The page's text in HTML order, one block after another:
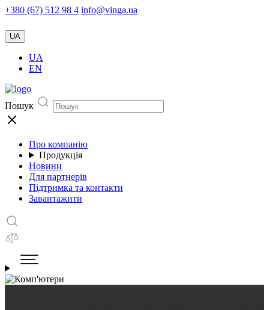
+380 (67) 512 98 4 info@vinga.ua
UA
UA
EN
Пошук
Про компанію
Продукція
Новини
Для партнерів
Підтримка та контакти
Завантажити